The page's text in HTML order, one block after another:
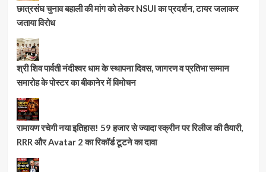
छात्रसंघ चुनाव बहाली की मांग को लेकर NSUI का प्रदर्शन, टायर जलाकर
जताया विरोध
श्री शिव पार्वती नंदीश्वर धाम के स्थापना दिवस, जागरण व प्रतिभा सम्मान
समारोह के पोस्टर का बीकानेर में विमोचन
रामायण रचेगी नया इतिहास! 59 हजार से ज्यादा स्क्रीन पर रिलीज की तैयारी,
RRR और Avatar 2 का रिकॉर्ड टूटने का दावा